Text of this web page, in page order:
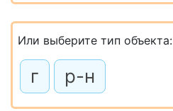
Или выберите тип объекта:
г р-н